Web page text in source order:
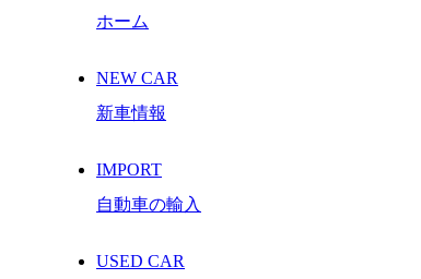
ホーム
NEW CAR
新車情報
IMPORT
自動車の輸入
USED CAR